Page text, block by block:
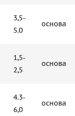
3,5-
5.0
основа
1,5-
2,5
основа
4.3-
6,0
основа